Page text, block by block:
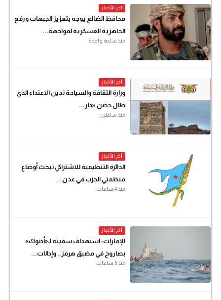
آخر الأخبار
محافظ الضالع يوجه بتعزيز الجبهات ورفع
الجاهزية العسكرية لمواجهة...
منذ ساعة واحدة
آخر الأخبار
وزارة الثقافة والسياحة تدين الاعتداء الذي
طال حصن «دار...
منذ ساعتين
آخر الأخبار
الدائرة التنظيمية للاشتراكي تبحث أوضاع
منظمتي الحزب في عدن...
منذ 4 ساعات
آخر الأخبار
الإمارات: استهداف سفينة لـ«أدنوك»
بصاروخ في مضيق هرمز.. وإدانات...
منذ 5 ساعات